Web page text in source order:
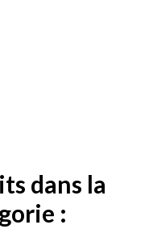
dans la
: